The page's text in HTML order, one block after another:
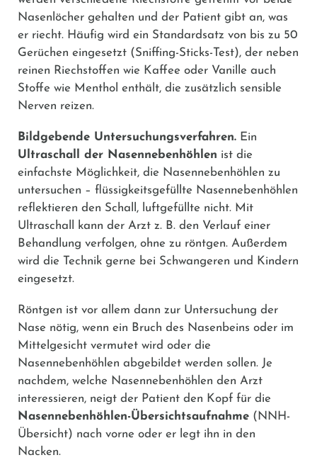
Nasenlöcher gehalten und der Patient gibt an, was
er riecht. Häufig wird ein Standardsatz von bis zu 50
Gerüchen eingesetzt (Sniffing-Sticks-Test), der neben
reinen Riechstoffen wie Kaffee oder Vanille auch
Stoffe wie Menthol enthält, die zusätzlich sensible
Nerven reizen.
Bildgebende Untersuchungsverfahren. Ein
Ultraschall der Nasennebenhöhlen ist die
einfachste Möglichkeit, die Nasennebenhöhlen zu
untersuchen – flüssigkeitsgefüllte Nasennebenhöhlen
reflektieren den Schall, luftgefüllte nicht. Mit
Ultraschall kann der Arzt z. B. den Verlauf einer
Behandlung verfolgen, ohne zu röntgen. Außerdem
wird die Technik gerne bei Schwangeren und Kindern
eingesetzt.
Röntgen ist vor allem dann zur Untersuchung der
Nase nötig, wenn ein Bruch des Nasenbeins oder im
Mittelgesicht vermutet wird oder die
Nasennebenhöhlen abgebildet werden sollen. Je
nachdem, welche Nasennebenhöhlen den Arzt
interessieren, neigt der Patient den Kopf für die
Nasennebenhöhlen-Übersichtsaufnahme (NNH-
Übersicht) nach vorne oder er legt ihn in den
Nacken.